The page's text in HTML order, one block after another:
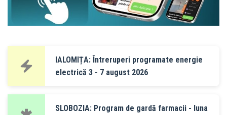
IALOMIȚA: Întreruperi programate energie
electrică 3 - 7 august 2026
SLOBOZIA: Program de gardă farmacii - luna